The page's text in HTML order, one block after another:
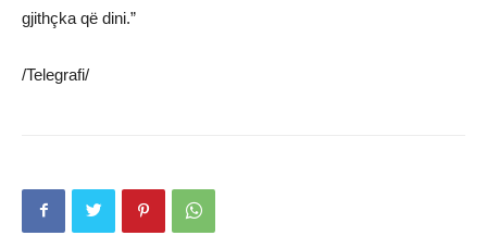
gjithçka që dini.”
/Telegrafi/